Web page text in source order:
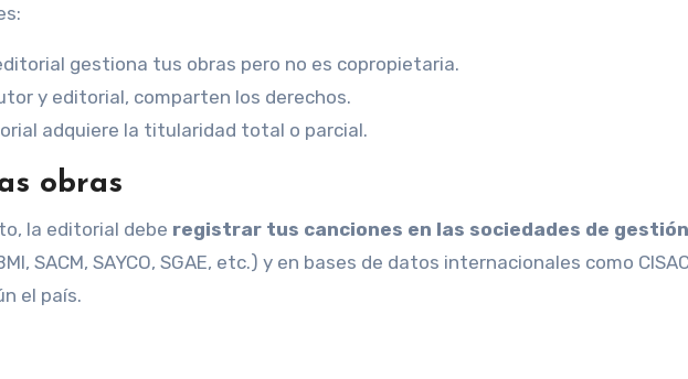
gestiona tus obras pero no es copropietaria.
y editorial, comparten los derechos.
adquiere la titularidad total o parcial.
obras
la editorial debe registrar tus canciones en las sociedades de gestión
SACM, SAYCO, SGAE, etc.) y en bases de datos internacionales como
el país.